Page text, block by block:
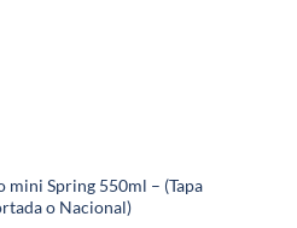
Spring 550ml – (Tapa
o Nacional)